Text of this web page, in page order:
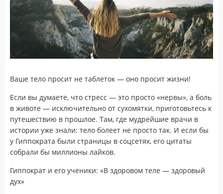
Ваше тело просит не таблеток — оно просит жизни!
Если вы думаете, что стресс — это просто «нервы», а боль
в животе — исключительно от сухомятки, приготовьтесь к
путешествию в прошлое. Там, где мудрейшие врачи в
истории уже знали: тело болеет не просто так. И если бы
у Гиппократа были страницы в соцсетях, его цитаты
собрали бы миллионы лайков.
Гиппократ и его ученики: «В здоровом теле — здоровый
дух»